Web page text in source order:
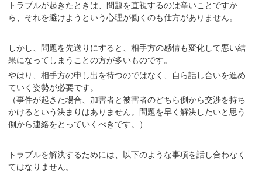
トラブルが起きたときは、問題を直視するのは辛いことですか
ら、それを避けようという心理が働くのも仕方がありません。
しかし
、問題を先送りにすると、相手方の感情も変化して悪い結
果になってしまうことの方が多いものです。
やはり、相手方の申し出を待つのではなく、 自ら話し合いを進め
ていく姿勢が必要です。
（事件が起きた場合、加害者と被害者のどちら側から交渉を持ち
かけるという決まりはありません。問題を早く解決したいと思う
側から連絡をとっていくべきです。）
トラブルを解決するためには、以下のような事項を話し合わなく
てはなりません。